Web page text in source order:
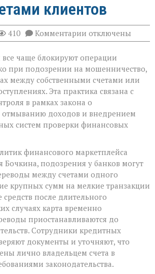
клиентов
410 Комментарии к
записи
РФ
ужесточили
за
переводами
между
счетами
клиентов
отключены
все чаще блокируют операции
при подозрении на мошенничество,
между собственными счетами или
Эта практика связана с
в рамках закона о
отмыванию доходов и внедрением
систем проверки финансовых
финансового маркетплейса
Бочкина, подозрения у банков могут
между счетами одного
крупных сумм на мелкие транзакции
средств после длительного
случаях карта временно
приостанавливаются до
Сотрудники кредитных
документы и уточняют, что
лично владельцем счета в
законодательства.